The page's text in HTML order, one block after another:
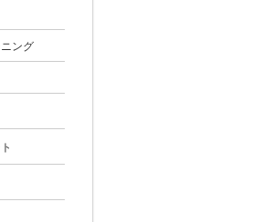
ング